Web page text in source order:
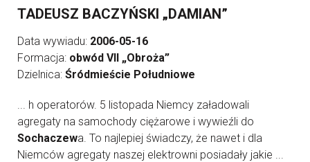
TADEUSZ BACZYŃSKI „DAMIAN”
Data wywiadu: 2006-05-16
Formacja: obwód VII „Obroża”
Dzielnica: Śródmieście Południowe
... h operatorów. 5 listopada Niemcy załadowali
agregaty na samochody ciężarowe i wywieźli do
Sochaczewa. To najlepiej świadczy, że nawet i dla
Niemców agregaty naszej elektrowni posiadały jakie ...